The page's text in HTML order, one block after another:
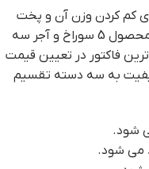
کم کردن وزن آن و پخت
بهتر است. آکامل آن10 سوراخ، نیمه این محصول 5 سوراخ و آجر سه
ترین فاکتور در تعیین قیمت
به سه دسته تقسیم
شود.
می شود.